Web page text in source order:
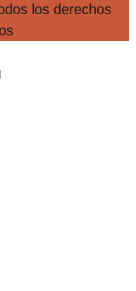
los derechos